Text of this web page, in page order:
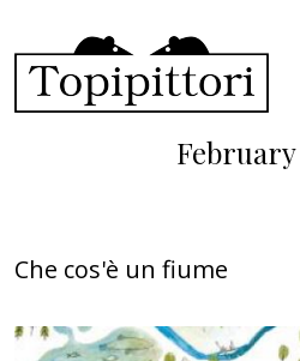
February
Che cos'è un fiume